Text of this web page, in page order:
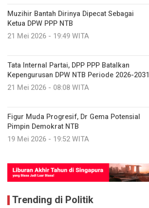
Muzihir Bantah Dirinya Dipecat Sebagai
Ketua DPW PPP NTB
21 Mei 2026 - 19:49 WITA
Tata Internal Partai, DPP PPP Batalkan
Kepengurusan DPW NTB Periode 2026-2031
21 Mei 2026 - 08:08 WITA
Figur Muda Progresif, Dr Gema Potensial
Pimpin Demokrat NTB
19 Mei 2026 - 19:52 WITA
Trending di Politik